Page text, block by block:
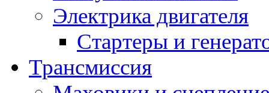
Электрика двигателя
Стартеры и
Трансмиссия